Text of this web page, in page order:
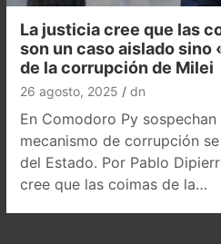
La justicia cree que las
son un caso aislado sino
de la corrupción de Milei
26 agosto, 2025 dn
En Comodoro Py
mecanismo de corrupción
del Estado. Por Pablo
cree que las coimas de la…